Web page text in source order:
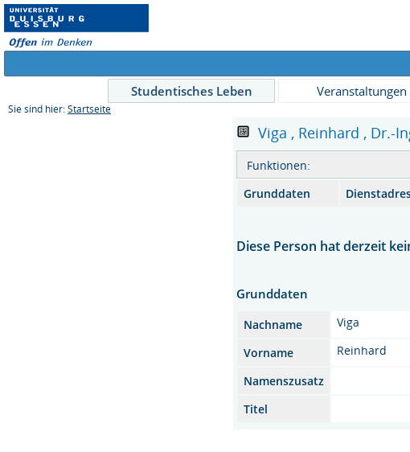
Studentisches Leben Veranstaltungen
Sie sind hier: Startseite
Viga , Reinhard , Dr.-
Funktionen:
Grunddaten
Diese Person hat derzeit
Grunddaten
Nachname Viga
Vorname
Reinhard
Namenszusatz
Titel